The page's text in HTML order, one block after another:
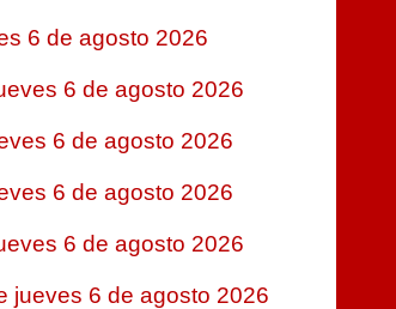
6 de agosto 2026
6 de agosto 2026
6 de agosto 2026
6 de agosto 2026
6 de agosto 2026
jueves 6 de agosto 2026